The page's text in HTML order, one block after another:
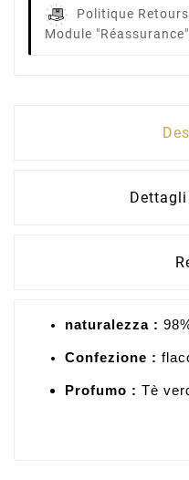
Politique Retours
Module
naturalezza :
Confezione :
Profumo : Tè